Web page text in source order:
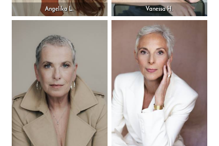
Angelika L. Vanessa H.